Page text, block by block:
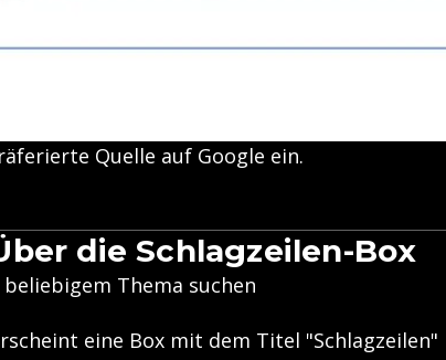
Quelle auf Google ein.
die Schlagzeilen-Box
beliebigem Thema suchen
eine Box mit dem Titel "Schlagzeilen"